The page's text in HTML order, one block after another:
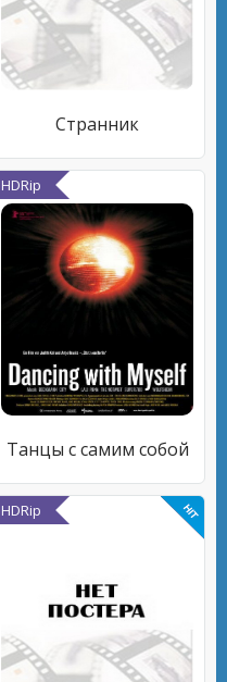
Странник
HDRip
Танцы с самим собой
HDRip